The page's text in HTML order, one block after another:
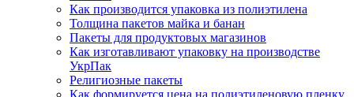
Как производится упаковка из полиэтилена
Толщина пакетов майка и банан
Пакеты для продуктовых магазинов
Как изготавливают упаковку на производстве
УкрПак
Религиозные пакеты
Как формируется цена на полиэтиленовую пленку